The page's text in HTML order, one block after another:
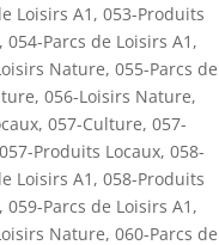
Loisirs A1 , 053-Produits
, 054-Parcs de Loisirs A1 ,
Nature, 055-Parcs de
, 056-Loisirs Nature,
, 057-Culture, 057-
057-Produits Locaux, 058-
Loisirs A1 , 058-Produits
, 059-Parcs de Loisirs A1 ,
Nature, 060-Parcs de